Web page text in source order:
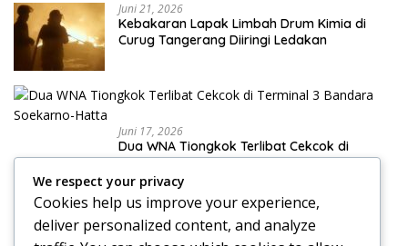
Juni 21, 2026
Kebakaran Lapak Limbah Drum Kimia di
Curug Tangerang Diiringi Ledakan
Juni 17, 2026
Dua WNA Tiongkok Terlibat Cekcok di
Terminal 3 Bandara Soekarno-Hatta
Juni 17, 2026
We respect your privacy
Cookies help us improve your experience,
deliver personalized content, and analyze